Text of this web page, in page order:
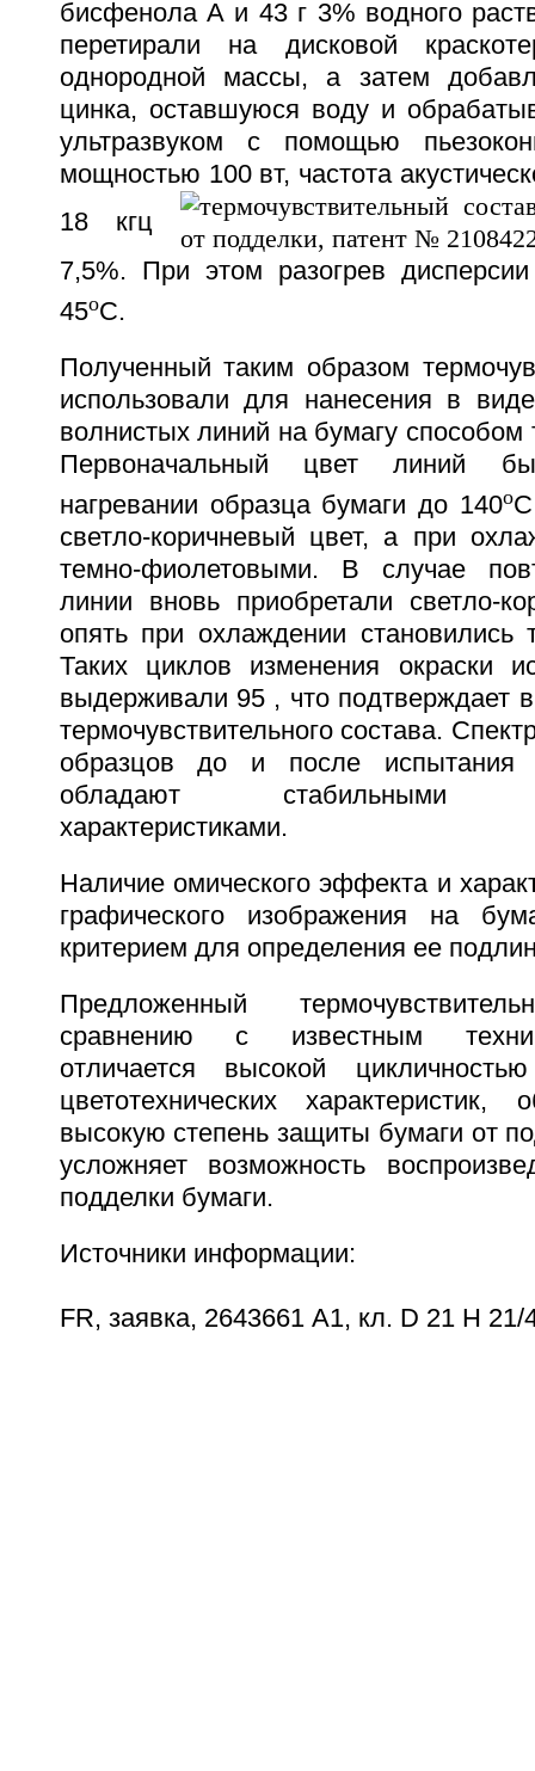
бисфенола А и 43 г 3% водного
перетирали на дисковой
однородной массы, а затем
цинка, оставшуюся воду и
ультразвуком с помощью
мощностью 100 вт, частота
18 кгц
7,5%. При этом разогрев
45oC.
Полученный таким образом
использовали для нанесения в
волнистых линий на бумагу способом
Первоначальный цвет линий
нагревании образца бумаги до 140o
светло-коричневый цвет, а при
темно-фиолетовыми. В случае
линии вновь приобретали светло-
опять при охлаждении становились
Таких циклов изменения окраски
выдерживали 95 , что подтверждает
термочувствительного состава.
образцов до и после испытания
обладают стабильными
характеристиками.
Наличие омического эффекта и
графического изображения на
критерием для определения ее
Предложенный
сравнению с известным
отличается высокой
цветотехнических характеристик,
высокую степень защиты бумаги от
усложняет возможность
подделки бумаги.
Источники информации:
FR, заявка, 2643661 А1, кл. D 21 H 21/